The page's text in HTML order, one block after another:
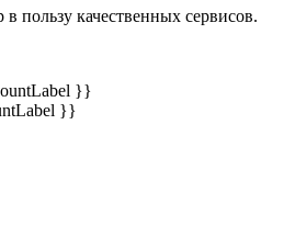
пользу качественных сервисов.
}}
}}